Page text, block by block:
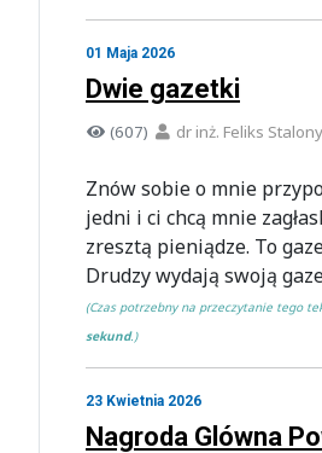
01 Maja 2026
Dwie gazetki
(607) dr inż. Feliks
Znów sobie o mnie
jedni i ci chcą mnie
zresztą pieniądze. To
Drudzy wydają swoją
(Czas potrzebny na przeczytanie tego
sekund.)
23 Kwietnia 2026
Nagroda Glówna